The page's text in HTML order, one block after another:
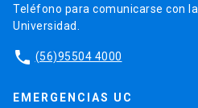
Teléfono para comunicarse con
Universidad.
phone (56)95504 4000
EMERGENCIAS UC